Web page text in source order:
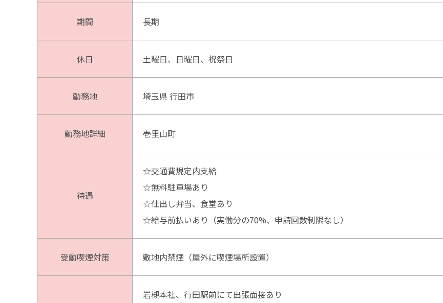
期間 長期
休日 土曜日、日曜日、祝祭日
勤務地 埼玉県 行田市
勤務地詳細 壱里山町
待遇
☆交通費規定内支給
☆無料駐車場あり
☆仕出し弁当、食堂あり
☆給与前払いあり（実働分の70%、申請回数制限なし）
受動喫煙対策 敷地内禁煙（屋外に喫煙場所設置）
岩槻本社、行田駅前にて出張面接あり